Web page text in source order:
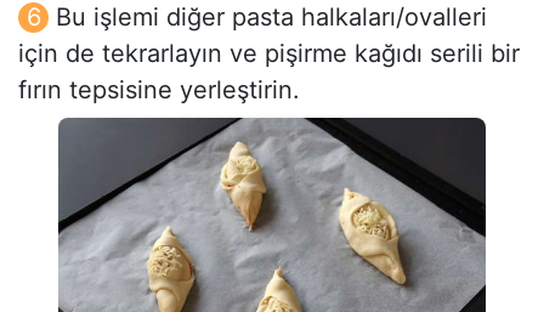
Bu işlemi diğer pasta halkaları/ovalleri
için de tekrarlayın ve pişirme kağıdı serili bir
fırın tepsisine yerleştirin.